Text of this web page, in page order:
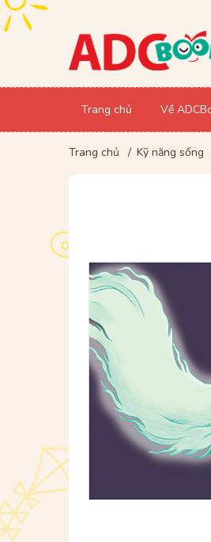
Trang chủ Về
Trang chủ / Kỹ năng sống